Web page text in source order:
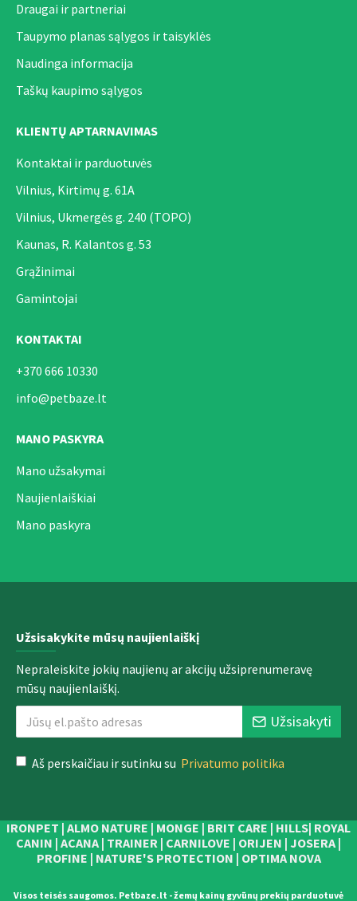
Draugai ir partneriai
Taupymo planas sąlygos ir taisyklės
Naudinga informacija
Taškų kaupimo sąlygos
KLIENTŲ APTARNAVIMAS
Kontaktai ir parduotuvės
Vilnius, Kirtimų g. 61A
Vilnius, Ukmergės g. 240 (TOPO)
Kaunas, R. Kalantos g. 53
Grąžinimai
Gamintojai
KONTAKTAI
+370 666 10330
info@petbaze.lt
MANO PASKYRA
Mano užsakymai
Naujienlaiškiai
Mano paskyra
Užsisakykite mūsų naujienlaiškį
Nepraleiskite jokių naujienų ar akcijų užsiprenumeravę
mūsų naujienlaiškį.
Užsisakyti
Aš perskaičiau ir sutinku su Privatumo politika
IRONPET | ALMO NATURE | MONGE | BRIT CARE | HILLS| ROYAL
CANIN | ACANA | TRAINER | CARNILOVE | ORIJEN | JOSERA |
PROFINE | NATURE'S PROTECTION | OPTIMA NOVA
Visos teisės saugomos. Petbaze.lt - žemų kainų gyvūnų prekių parduotuvė